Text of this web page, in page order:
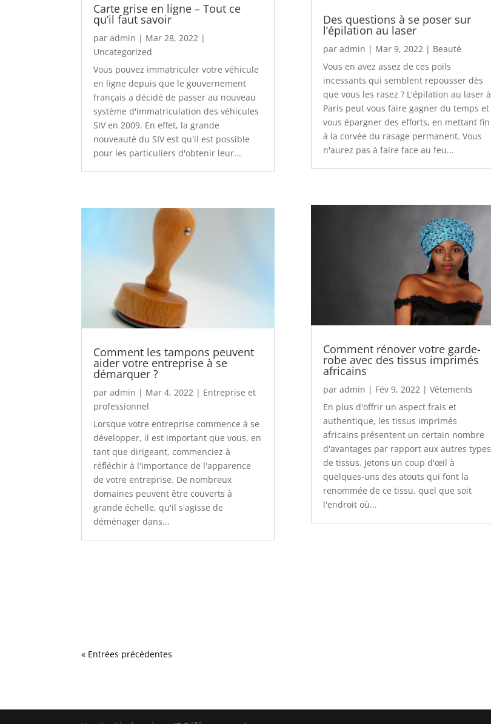
Carte grise en ligne – Tout ce
qu’il faut savoir
paradmin | Mar 28, 2022 |
Uncategorized
Vous pouvez immatriculer votre véhicule
en ligne depuis que le gouvernement
français a décidé de passer au nouveau
système d'immatriculation des véhicules
SIV en 2009. En effet, la grande
nouveauté du SIV est qu'il est possible
pour les particuliers d'obtenir leur...
Comment les tampons peuvent
aider votre entreprise à se
démarquer ?
paradmin | Mar 4, 2022 | Entreprise et
professionnel
Lorsque votre entreprise commence à se
développer, il est important que vous, en
tant que dirigeant, commenciez à
réfléchir à l'importance de l'apparence
de votre entreprise. De nombreux
domaines peuvent être couverts à
grande échelle, qu'il s'agisse de
déménager dans...
Des questions à se poser sur
l’épilation au laser
par admin | Mar 9, 2022| Beauté
Vous en avez assez de ces poils
incessants qui semblent repousser dès
que vous les rasez ? L'épilation au laser à
Paris peut vous faire gagner du temps et
vous épargner des efforts, en mettant fin
à la corvée du rasage permanent. Vous
n'aurez pas à faire face au feu...
Comment rénover votre garde-
robe avec des tissus imprimés
africains
par admin | Fév 9, 2022| Vêtements
En plus d'offrir un aspect frais et
authentique, les tissus imprimés
africains présentent un certain nombre
d'avantages par rapport aux autres types
de tissus. Jetons un coup d'œil à
quelques-uns des atouts qui font la
renommée de ce tissu, quel que soit
l'endroit où...
« Entrées précédentes